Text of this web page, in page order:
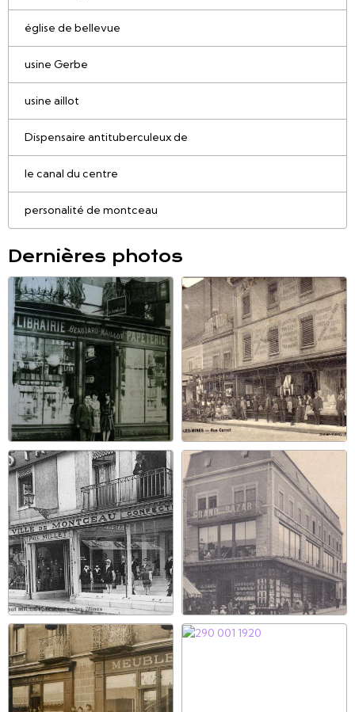
église de bellevue
usine Gerbe
usine aillot
Dispensaire antituberculeux de
le canal du centre
personalité de montceau
Dernières photos